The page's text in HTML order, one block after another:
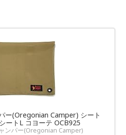
ー(Oregonian Camper) シート
ートL コヨーテ OCB925
ンパー(Oregonian Camper)